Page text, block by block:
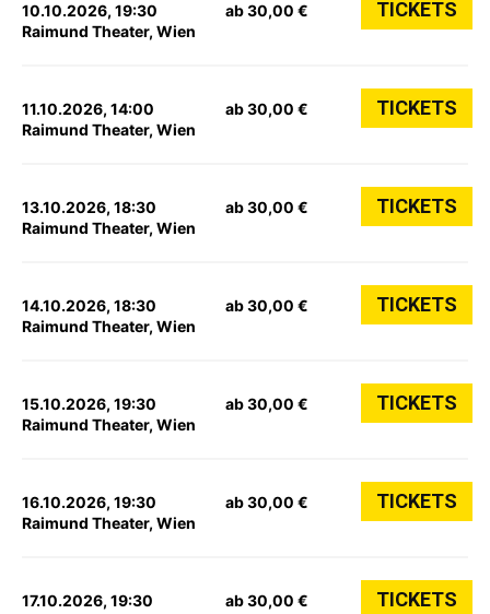
10.10.2026, 19:30
Raimund Theater, Wien
ab 30,00 € TICKETS
11.10.2026, 14:00
Raimund Theater, Wien
ab 30,00 € TICKETS
13.10.2026, 18:30
Raimund Theater, Wien
ab 30,00 € TICKETS
14.10.2026, 18:30
Raimund Theater, Wien
ab 30,00 € TICKETS
15.10.2026, 19:30
Raimund Theater, Wien
ab 30,00 € TICKETS
16.10.2026, 19:30
Raimund Theater, Wien
ab 30,00 € TICKETS
17.10.2026, 19:30
ab 30,00 € TICKETS